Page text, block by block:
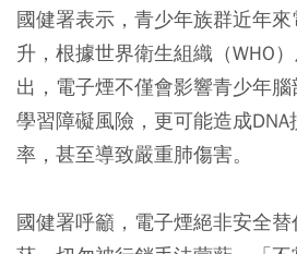
國健署表示，青少年族群近年
升，根據世界衛生組織（WHO
出，電子煙不僅會影響青少年
學習障礙風險，更可能造成
率，甚至導致嚴重肺傷害。
國健署呼籲，電子煙絕非安全